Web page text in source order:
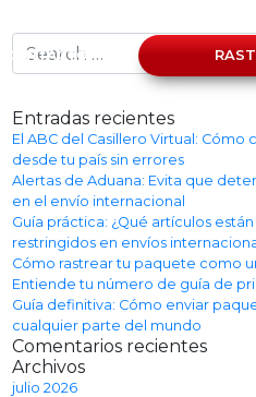
CONTACTO
Entradas recientes
El ABC del Casillero Virtual: Cómo
desde tu país sin errores
Alertas de Aduana: Evita que
en el envío internacional
Guía práctica: ¿Qué artículos
restringidos en envíos
Cómo rastrear tu paquete como
Entiende tu número de guía de
Guía definitiva: Cómo enviar
cualquier parte del mundo
Comentarios recientes
Archivos
julio 2026